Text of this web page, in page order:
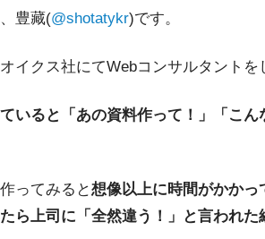
豊藏(@shotatykr)です。
イクス社にてWebコンサルタントを
いると「あの資料作って！」「こ
ってみると想像以上に時間がかか
ら上司に「全然違う！」と言われた